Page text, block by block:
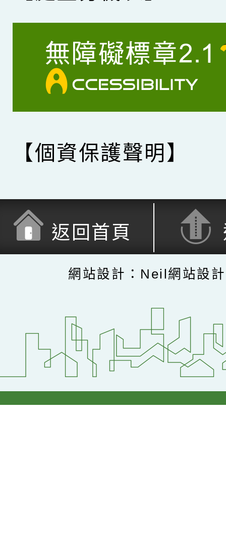
【個資保護聲明】
返回首頁
網站設計：Neil網站設